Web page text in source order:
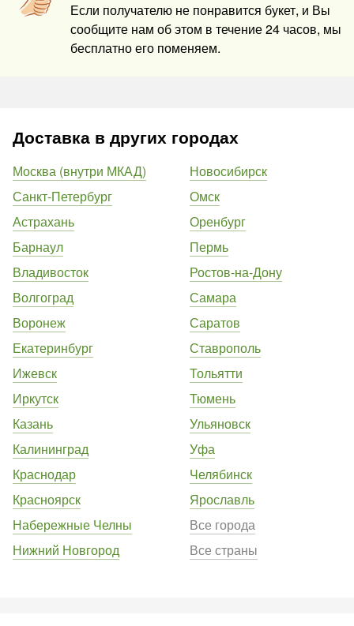
Если получателю не понравится букет, и Вы
сообщите нам об этом в течение 24 часов, мы
бесплатно его поменяем.
Доставка в других городах
Москва (внутри МКАД)
Санкт-Петербург
Астрахань
Барнаул
Владивосток
Волгоград
Воронеж
Екатеринбург
Ижевск
Иркутск
Казань
Калининград
Краснодар
Красноярск
Набережные Челны
Нижний Новгород
Новосибирск
Омск
Оренбург
Пермь
Ростов-на-Дону
Самара
Саратов
Ставрополь
Тольятти
Тюмень
Ульяновск
Уфа
Челябинск
Ярославль
Все города
Все страны